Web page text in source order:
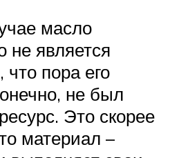
масло
не является
что пора его
не был
Это скорее
материал –